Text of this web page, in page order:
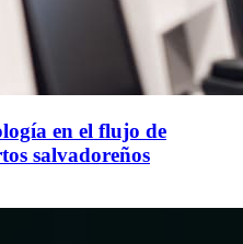
en el flujo de
salvadoreños